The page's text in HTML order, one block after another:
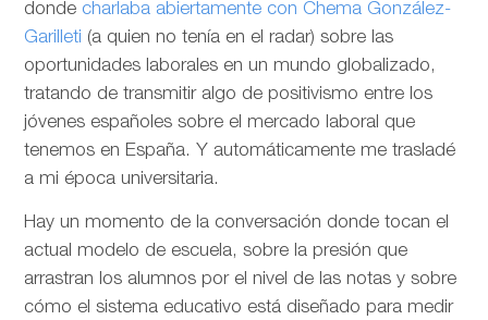
donde charlaba abiertamente con Chema González-
Garilleti (a quien no tenía en el radar) sobre las
oportunidades laborales en un mundo globalizado,
tratando de transmitir algo de positivismo entre los
jóvenes españoles sobre el mercado laboral que
tenemos en España. Y automáticamente me trasladé
a mi época universitaria.
Hay un momento de la conversación donde tocan el
actual modelo de escuela, sobre la presión que
arrastran los alumnos por el nivel de las notas y sobre
cómo el sistema educativo está diseñado para medir